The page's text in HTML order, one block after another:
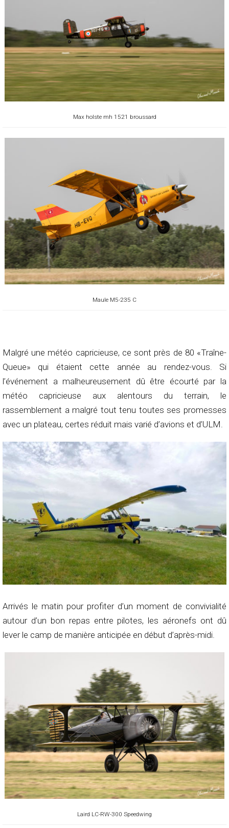
Max holste mh 1521 broussard
Maule M5-235 C
Malgré une météo capricieuse, ce sont près de 80 «Traîne-
Queue» qui étaient cette année au rendez-vous. Si
l’événement a malheureusement dû être écourté par la
météo capricieuse aux alentours du terrain, le
rassemblement a malgré tout tenu toutes ses promesses
avec un plateau, certes réduit mais varié d’avions et d’ULM.
Arrivés le matin pour profiter d’un moment de convivialité
autour d’un bon repas entre pilotes, les aéronefs ont dû
lever le camp de manière anticipée en début d’après-midi.
Laird LC-RW-300 Speedwing